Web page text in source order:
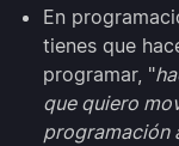
En
tienes que
programar, "
que quiero
programación